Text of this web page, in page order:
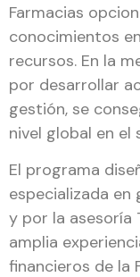
Farmacias
conocimientos
recursos. En la
por desarrollar
gestión, se
nivel global en el
El programa
especializada
y por la asesoría
amplia
financieros de la